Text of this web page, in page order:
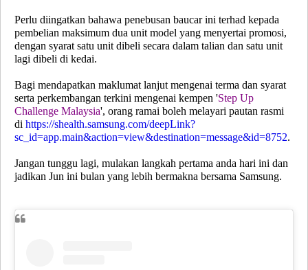
Perlu diingatkan bahawa penebusan baucar ini terhad kepada
pembelian maksimum dua unit model yang menyertai promosi,
dengan syarat satu unit dibeli secara dalam talian dan satu unit
lagi dibeli di kedai.
Bagi mendapatkan maklumat lanjut mengenai terma dan syarat
serta perkembangan terkini mengenai kempen 'Step Up
Challenge Malaysia', orang ramai boleh melayari pautan rasmi
di https://shealth.samsung.com/deepLink?
sc_id=app.main&action=view&destination=message&id=8752.
Jangan tunggu lagi, mulakan langkah pertama anda hari ini dan
jadikan Jun ini bulan yang lebih bermakna bersama Samsung.